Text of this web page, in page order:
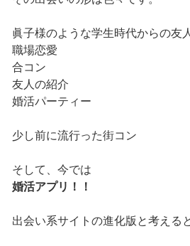
眞子様のような学生時代からの友
職場恋愛
合コン
友人の紹介
婚活パーティー
少し前に流行った街コン
そして、今では
婚活アプリ！！
出会い系サイトの進化版と考える